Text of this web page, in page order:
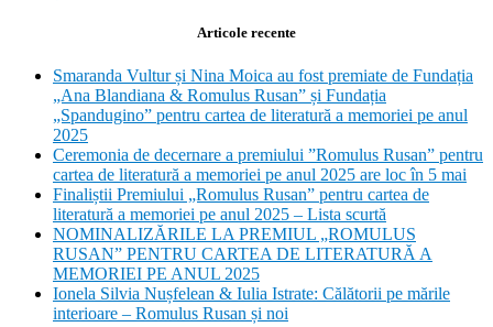
Articole recente
Smaranda Vultur și Nina Moica au fost premiate de Fundația
„Ana Blandiana & Romulus Rusan” și Fundația
„Spandugino” pentru cartea de literatură a memoriei pe anul
2025
Ceremonia de decernare a premiului ”Romulus Rusan” pentru
cartea de literatură a memoriei pe anul 2025 are loc în 5 mai
Finaliștii Premiului „Romulus Rusan” pentru cartea de
literatură a memoriei pe anul 2025 – Lista scurtă
NOMINALIZĂRILE LA PREMIUL „ROMULUS
RUSAN” PENTRU CARTEA DE LITERATURĂ A
MEMORIEI PE ANUL 2025
Ionela Silvia Nușfelean & Iulia Istrate: Călătorii pe mările
interioare – Romulus Rusan și noi